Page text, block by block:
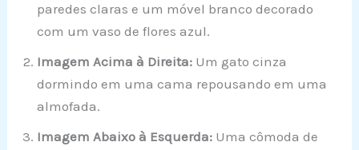
paredes claras e um móvel branco decorado
com um vaso de flores azul.
Imagem Acima à Direita: Um gato cinza
dormindo em uma cama repousando em uma
almofada.
Imagem Abaixo à Esquerda: Uma cômoda de